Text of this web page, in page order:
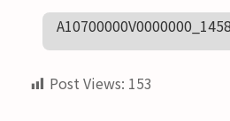
Post Views: 153